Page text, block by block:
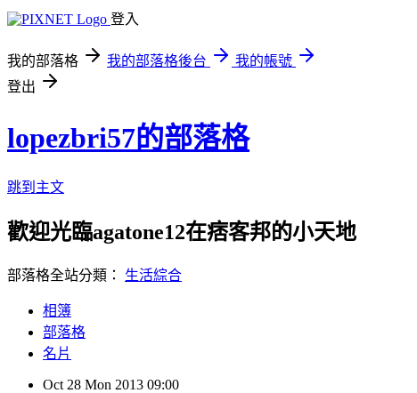
登入
我的部落格 我的部落格後台
我的帳號
登出
lopezbri57的部落格
跳到主文
歡迎光臨agatone12在痞客邦的小天地
部落格全站分類： 生活綜合
相簿
部落格
名片
Oct 28 Mon 2013 09:00